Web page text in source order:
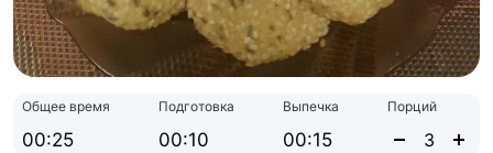
Общее время
00:25
Подготовка
00:10
Выпечка
00:15
Порций